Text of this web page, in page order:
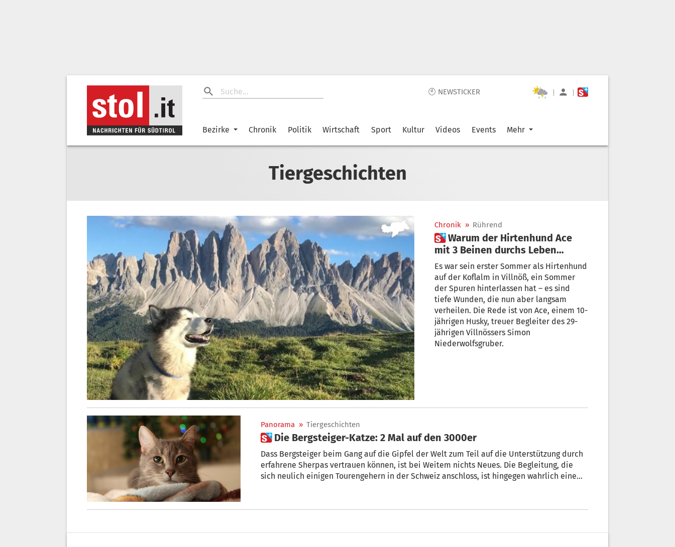
🕙 NEWSTICKER | |
Bezirke Chronik Politik Wirtschaft Sport Kultur Videos Events Mehr
Tiergeschichten
Chronik » Rührend
 Warum der Hirtenhund Ace
mit 3 Beinen durchs Leben
humpeln muss
Es war sein erster Sommer als Hirtenhund
auf der Koflalm in Villnöß, ein Sommer
der Spuren hinterlassen hat – es sind
tiefe Wunden, die nun aber langsam
verheilen. Die Rede ist von Ace, einem 10-
jährigen Husky, treuer Begleiter des 29-
jährigen Villnössers Simon
Niederwolfsgruber.
Panorama » Tiergeschichten
 Die Bergsteiger-Katze: 2 Mal auf den 3000er
Dass Bergsteiger beim Gang auf die Gipfel der Welt zum Teil auf die Unterstützung durch
erfahrene Sherpas vertrauen können, ist bei Weitem nichts Neues. Die Begleitung, die
sich neulich einigen Tourengehern in der Schweiz anschloss, ist hingegen wahrlich eine